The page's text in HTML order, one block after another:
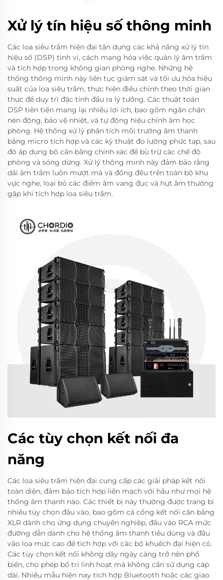
Xử lý tín hiệu số thông minh
Các loa siêu trầm hiện đại tận dụng các khả năng xử lý tín
hiệu số (DSP) tinh vi, cách mạng hóa việc quản lý âm trầm
và tích hợp trong không gian phòng nghe. Những hệ
thống thông minh này liên tục giám sát và tối ưu hóa hiệu
suất của loa siêu trầm, thực hiện điều chỉnh theo thời gian
thực để duy trì đặc tính đầu ra lý tưởng. Các thuật toán
DSP tiên tiến mang lại nhiều lợi ích, bao gồm ngăn chặn
nén động, bảo vệ nhiệt, và tự động hiệu chỉnh âm học
phòng. Hệ thống xử lý phân tích môi trường âm thanh
bằng micro tích hợp và các kỹ thuật đo lường phức tạp, sau
đó áp dụng bộ cân bằng chính xác để bù trừ các chế độ
phòng và sóng dừng. Xử lý thông minh này đảm bảo rằng
dải âm trầm luôn mượt mà và đồng đều trên toàn bộ khu
vực nghe, loại bỏ các điểm âm vang đục và hụt âm thường
gặp khi tích hợp loa siêu trầm.
Các tùy chọn kết nối đa
năng
Các loa siêu trầm hiện đại cung cấp các giải pháp kết nối
toàn diện, đảm bảo tích hợp liền mạch với hầu như mọi hệ
thống âm thanh nào. Các thiết bị này thường được trang bị
nhiều tùy chọn đầu vào, bao gồm cả cổng kết nối cân bằng
XLR dành cho ứng dụng chuyên nghiệp, đầu vào RCA mức
đường dẫn dành cho hệ thống âm thanh tiêu dùng và đầu
vào loa mức cao để tích hợp với các bộ khuếch đại hiện có.
Các tùy chọn kết nối không dây ngày càng trở nên phổ
biến, cho phép bố trí linh hoạt mà không cần sử dụng cáp
dài. Nhiều mẫu hiện nay tích hợp Bluetooth hoặc các giao